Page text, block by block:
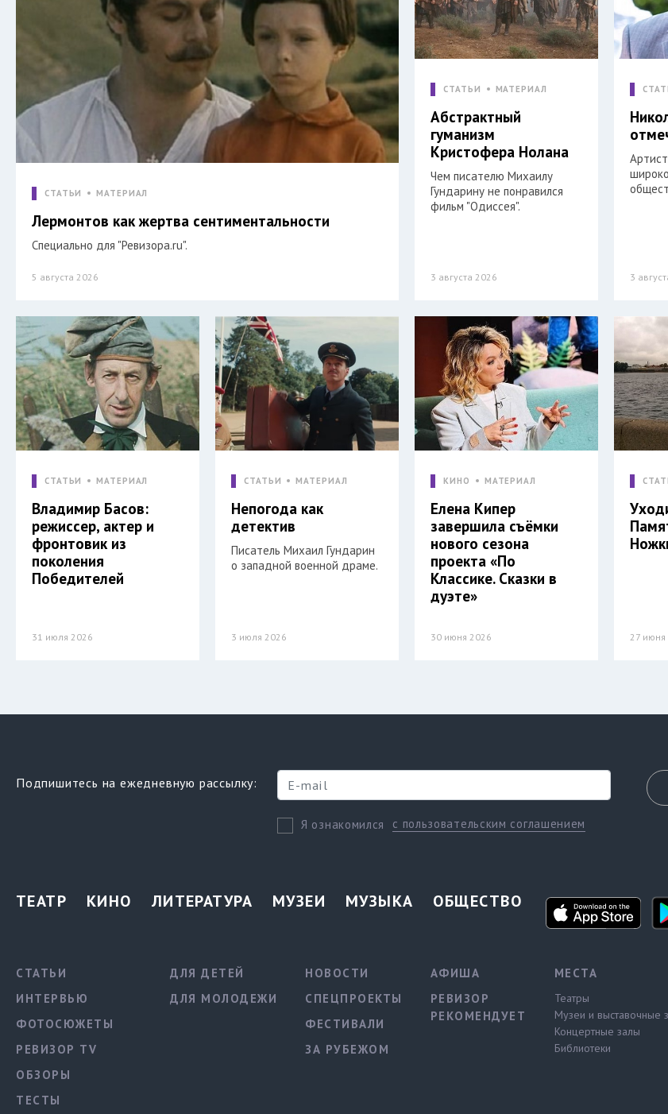
СТАТЬИ МАТЕРИАЛ
Лермонтов как жертва сентиментальности
Специально для "Ревизора.ru".
5 августа 2026
СТАТЬИ МАТЕРИАЛ
Абстрактный
гуманизм
Кристофера Нолана
Чем писателю Михаилу
Гундарину не понравился
фильм "Одиссея".
3 августа 2026 3
СТАТЬИ МАТЕРИАЛ
Владимир Басов:
режиссер, актер и
фронтовик из
поколения
Победителей
31 июля 2026
СТАТЬИ МАТЕРИАЛ
Непогода как
детектив
Писатель Михаил Гундарин
о западной военной драме.
3 июля 2026
КИНО МАТЕРИАЛ
Елена Кипер
завершила съёмки
нового сезона
проекта «По
Классике. Сказки в
дуэте»
30 июня 2026 27 июня
Подпишитесь на ежедневную рассылку:
Я ознакомился с пользовательским соглашением
ТЕАТР КИНО ЛИТЕРАТУРА МУЗЕИ МУЗЫКА ОБЩЕСТВО
СТАТЬИ
ИНТЕРВЬЮ
ФОТОСЮЖЕТЫ
РЕВИЗОР TV
ОБЗОРЫ
ТЕСТЫ
ДЛЯ ДЕТЕЙ
ДЛЯ МОЛОДЕЖИ
НОВОСТИ
СПЕЦПРОЕКТЫ
ФЕСТИВАЛИ
ЗА РУБЕЖОМ
АФИША
РЕВИЗОР
РЕКОМЕНДУЕТ
МЕСТА
Театры
Музеи и выставочные
Концертные залы
Библиотеки